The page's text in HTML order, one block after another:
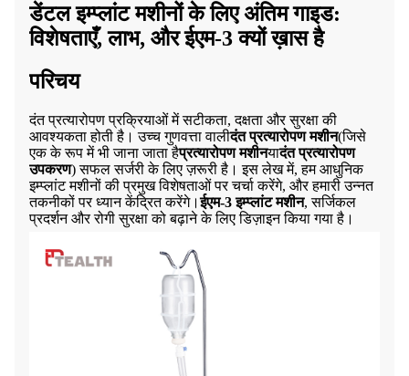
डेंटल इम्प्लांट मशीनों के लिए अंतिम गाइड:
विशेषताएँ, लाभ, और ईएम-3 क्यों ख़ास है
परिचय
दंत प्रत्यारोपण प्रक्रियाओं में सटीकता, दक्षता और सुरक्षा की
आवश्यकता होती है। उच्च गुणवत्ता वालीदंत प्रत्यारोपण मशीन(जिसे
एक के रूप में भी जाना जाता हैप्रत्यारोपण मशीनयादंत प्रत्यारोपण
उपकरण) सफल सर्जरी के लिए ज़रूरी है। इस लेख में, हम आधुनिक
इम्प्लांट मशीनों की प्रमुख विशेषताओं पर चर्चा करेंगे, और हमारी उन्नत
तकनीकों पर ध्यान केंद्रित करेंगे।ईएम-3 इम्प्लांट मशीन, सर्जिकल
प्रदर्शन और रोगी सुरक्षा को बढ़ाने के लिए डिज़ाइन किया गया है।